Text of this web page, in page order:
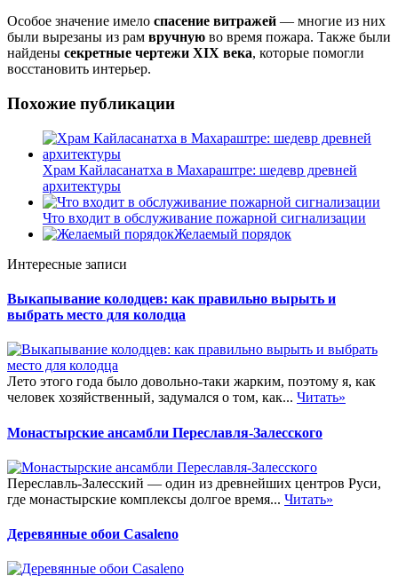
Особое значение имело спасение витражей — многие из них
были вырезаны из рам вручную во время пожара. Также были
найдены секретные чертежи XIX века, которые помогли
восстановить интерьер.
Похожие публикации
Храм Кайласанатха в Махараштре: шедевр древней
архитектуры
Что входит в обслуживание пожарной сигнализации
Желаемый порядок
Интересные записи
Выкапывание колодцев: как правильно вырыть и
выбрать место для колодца
Лето этого года было довольно-таки жарким, поэтому я, как
человек хозяйственный, задумался о том, как... Читать»
Монастырские ансамбли Переславля-Залесского
Переславль-Залесский — один из древнейших центров Руси,
где монастырские комплексы долгое время... Читать»
Деревянные обои Casaleno